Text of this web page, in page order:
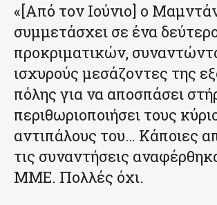
«[Από τον Ιούνιο] ο
συμμετάσχει σε ένα
προκριματικών,
ισχυρούς μεσάζοντες της
πόλης για να αποσπάσει
περιθωριοποιήσει τους
αντιπάλους του… Κάποιες
τις συναντήσεις
ΜΜΕ. Πολλές όχι.